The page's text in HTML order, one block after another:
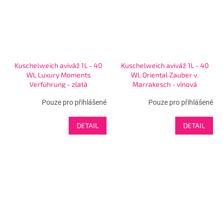
Kuschelweich aviváž 1L - 40
WL Luxury Moments
Verführung - zlatá
Pouze pro přihlášené
DETAIL
Kuschelweich aviváž 1L - 40
WL Oriental Zauber v.
Marrakesch - vínová
Pouze pro přihlášené
DETAIL